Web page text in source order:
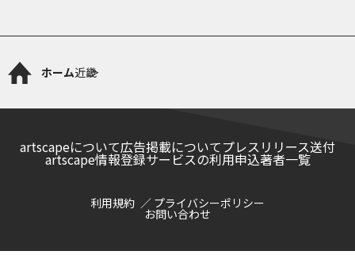
ホーム近畿
artscapeについて広告掲載についてプレスリリース送付
artscape情報登録サービスの利用申込著者一覧
利用規約 プライバシーポリシー
お問い合わせ